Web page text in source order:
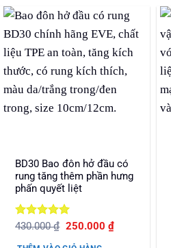
BD30 Bao đôn hở đầu có
rung tăng thêm phần hưng
phấn quyết liệt
Được xếp
430.000₫ Giá
là:
250.000 ₫Giá
hiện